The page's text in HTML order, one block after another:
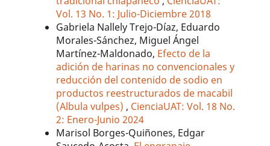
Vol. 13 No. 1: Julio-Diciembre 2018
Gabriela Nallely Trejo-Díaz, Eduardo
Morales-Sánchez, Miguel Ángel
Martínez-Maldonado, Efecto de la
adición de harinas no convencionales y
reducción del contenido de sodio en
productos reestructurados de macabil
(Albula vulpes) , CienciaUAT: Vol. 18 No.
2: Enero-Junio 2024
Marisol Borges-Quiñones, Edgar